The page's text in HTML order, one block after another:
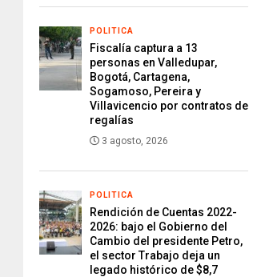
POLITICA
Fiscalía captura a 13
personas en Valledupar,
Bogotá, Cartagena,
Sogamoso, Pereira y
Villavicencio por contratos de
regalías
3 agosto, 2026
POLITICA
Rendición de Cuentas 2022-
2026: bajo el Gobierno del
Cambio del presidente Petro,
el sector Trabajo deja un
legado histórico de $8,7